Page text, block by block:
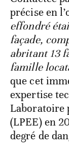
précise en
effondré
façade,
abritant 13
famille
que cet
expertise
Laboratoire
(LPEE) en
degré de